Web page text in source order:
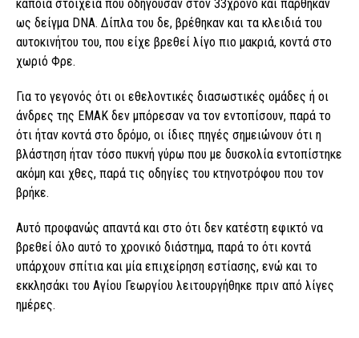
κάποια στοιχεία που οδηγούσαν στον 33χρονο και πάρθηκαν
ως δείγμα DNA. Δίπλα του δε, βρέθηκαν και τα κλειδιά του
αυτοκινήτου του, που είχε βρεθεί λίγο πιο μακριά, κοντά στο
χωριό Φρε.
Για το γεγονός ότι οι εθελοντικές διασωστικές ομάδες ή οι
άνδρες της ΕΜΑΚ δεν μπόρεσαν να τον εντοπίσουν, παρά το
ότι ήταν κοντά στο δρόμο, οι ίδιες πηγές σημειώνουν ότι η
βλάστηση ήταν τόσο πυκνή γύρω που με δυσκολία εντοπίστηκε
ακόμη και χθες, παρά τις οδηγίες του κτηνοτρόφου που τον
βρήκε.
Αυτό προφανώς απαντά και στο ότι δεν κατέστη εφικτό να
βρεθεί όλο αυτό το χρονικό διάστημα, παρά το ότι κοντά
υπάρχουν σπίτια και μία επιχείρηση εστίασης, ενώ και το
εκκλησάκι του Αγίου Γεωργίου λειτουργήθηκε πριν από λίγες
ημέρες.